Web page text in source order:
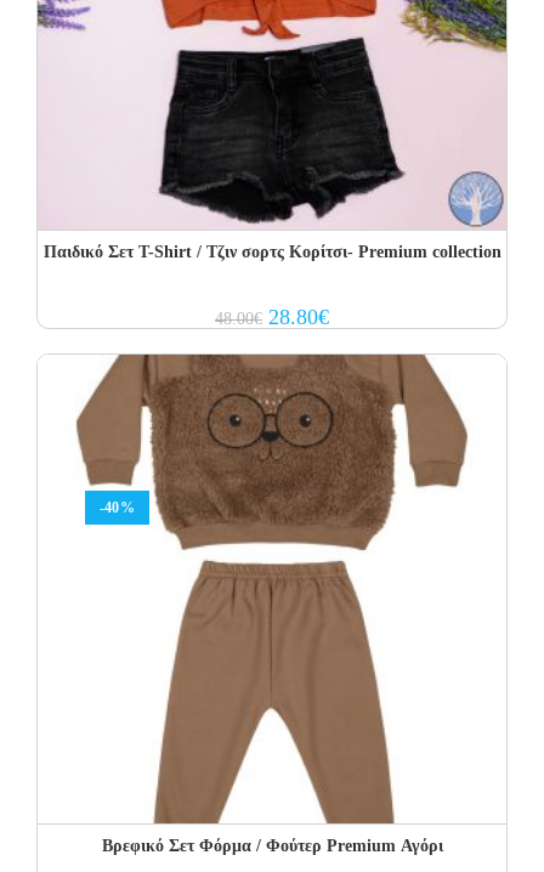
Παιδικό Σετ T-Shirt / Τζιν σορτς Κορίτσι- Premium collection
48.00€ Original
price
48.00€.
28.80€Current
price
28.80€.
-40%
Βρεφικό Σετ Φόρμα / Φούτερ Premium Αγόρι